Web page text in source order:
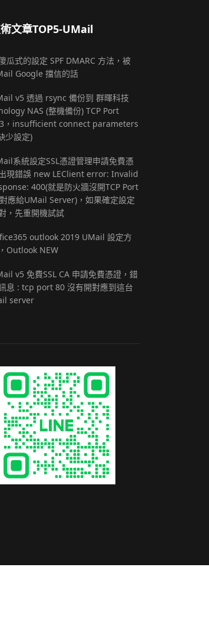
文章TOP5-UMail
瓜式的設定 SPF DMARC 方法，被
Google 擋信的話
v5 透過 rsync 備份到 群暉科技
NAS (整機備份) TCP Port
，insufficient connect parameters
少設定)
系統設定SSL憑證管理申請免費憑
現錯誤 new LEClient error: Invalid
400(就是防火牆沒開TCP Port
應給UMail Server)，如果確定設定
，先重開機試試
outlook 2019 UMail 設定方
Outlook NEW
v5 免費SSL CA 申請免費憑證，錯
息 : tcp port 80 沒有開對應到這台
server